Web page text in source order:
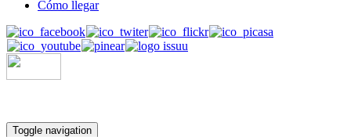
Cómo llegar
Toggle navigation